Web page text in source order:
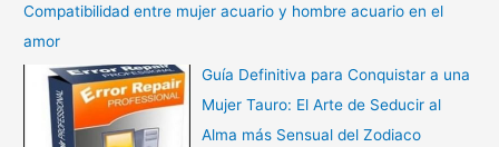
Compatibilidad entre mujer acuario y hombre acuario en el
amor
Guía Definitiva para Conquistar a una
Mujer Tauro: El Arte de Seducir al
Alma más Sensual del Zodiaco